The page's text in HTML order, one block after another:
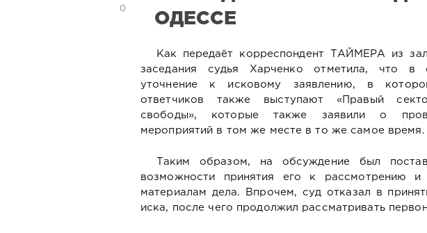
ОДЕССЕ
0
Как передаёт корреспондент ТАЙМЕРА из
заседания судья Харченко отметила, что в
уточнение к исковому заявлению, в
ответчиков также выступают «Правый
свободы», которые также заявили о
мероприятий в том же месте в то же самое время.
Таким образом, на обсуждение был
возможности принятия его к рассмотрению
материалам дела. Впрочем, суд отказал в
иска, после чего продолжил рассматривать